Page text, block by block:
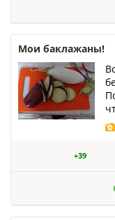
Мои баклажаны!
+39